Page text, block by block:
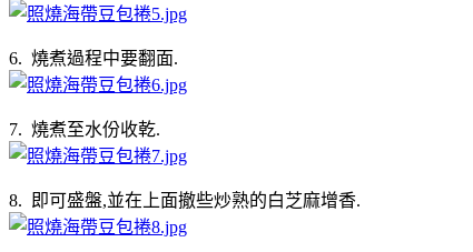
6. 燒煮過程中要翻面.
7. 燒煮至水份收乾.
8. 即可盛盤,並在上面撤些炒熟的白芝麻增香.